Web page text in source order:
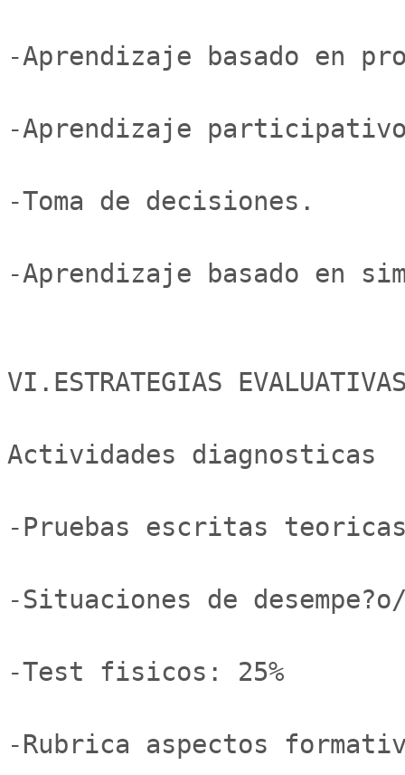
-Aprendizaje basado en
-Aprendizaje
-Toma de decisiones.
-Aprendizaje basado en
VI.ESTRATEGIAS
Actividades diagnosticas
-Pruebas escritas
-Situaciones de
-Test fisicos: 25%
-Rubrica aspectos